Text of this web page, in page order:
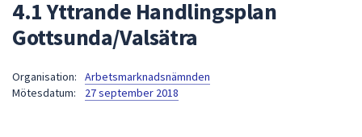
sökfältet
kommer
4.1 Yttrande Handlingsplan
Gottsunda/Valsätra
Organisation:
Arbetsmarknadsnämnden
Mötesdatum:
27 september 2018